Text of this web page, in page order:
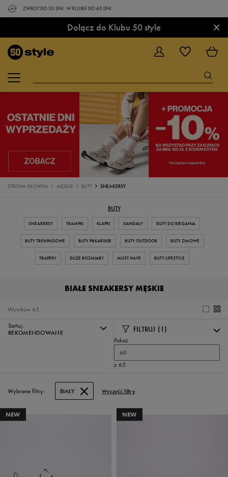
ZWROT DO 30 DNI. W KLUBIE DO 60 DNI.
Dołącz do Klubu 50 style ×
STRONA GŁÓWNA MĘSKIE BUTY SNEAKERSY
BUTY
SNEAKERSY TRAMPKI KLAPKI SANDAŁY BUTY DO BIEGANIA
BUTY TRENINGOWE BUTY PIŁKARSKIE BUTY OUTDOOR BUTY ZIMOWE
TRAPERY DUŻE ROZMIARY MUST HAVE BUTY LIFESTYLE
BIAŁE SNEAKERSY MĘSKIE
65
Wyników
Sortuj:
REKOMENDOWANE
FILTRUJ (1)
Pokaż
60
z 65
Wybrane filtry: BIAŁY Wyczyść filtry
NEW NEW